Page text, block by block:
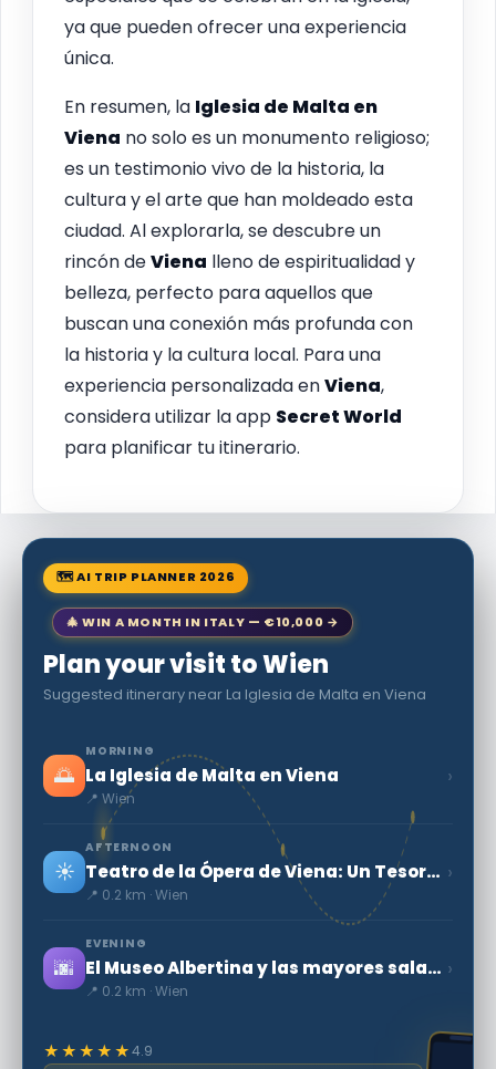
ya que pueden ofrecer una experiencia
única.
En resumen, la Iglesia de Malta en
Viena no solo es un monumento religioso;
es un testimonio vivo de la historia, la
cultura y el arte que han moldeado esta
ciudad. Al explorarla, se descubre un
rincón deViena lleno de espiritualidad y
belleza, perfecto para aquellos que
buscan una conexión más profunda con
la historia y la cultura local. Para una
experiencia personalizada enViena,
considera utilizar la app Secret World
para planificar tu itinerario.
🗺 AI TRIP PLANNER 2026
🎄 WIN A MONTH IN ITALY — €10,000 →
Plan your visit to Wien
Suggested itinerary near La Iglesia de Malta en Viena
🌅
MORNING
La Iglesia de Malta en Viena
📍 Wien
›
☀️
AFTERNOON
Teatro de la Ópera de Viena: Un Tesoro Cultural
📍 0.2 km · Wien
›
🌆
EVENING
El Museo Albertina y las mayores salas de impresión del mundo
📍 0.2 km · Wien
›
★★★★★4.9